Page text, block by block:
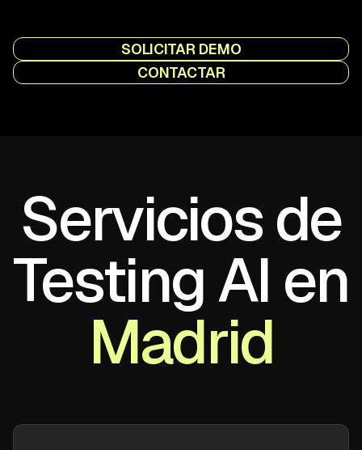
SOLICITAR DEMO
CONTACTAR
Servicios de
Testing AI en
Madrid